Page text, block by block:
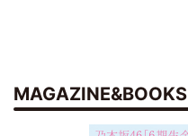
MAGAZINE&BOOKS